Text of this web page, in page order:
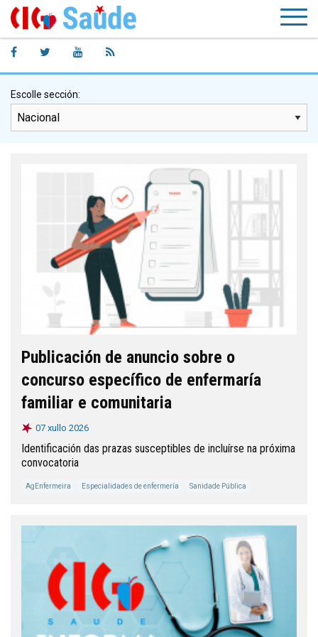
Escolle sección:
Publicación de anuncio sobre o
concurso específico de enfermaría
familiar e comunitaria
07 xullo 2026
Identificación das prazas susceptibles de incluírse na próxima
convocatoria
AgEnfermeira Especialidades de enfermería Sanidade Pública